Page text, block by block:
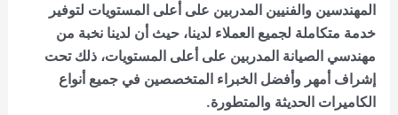
المهندسين والفنيين المدربين على أعلى المستويات لتوفير
خدمة متكاملة لجميع العملاء لدينا، حيث أن لدينا نخبة من
مهندسي الصيانة المدربين على أعلى المستويات، ذلك تحت
إشراف أمهر وأفضل الخبراء المتخصصين في جميع أنواع
الكاميرات الحديثة والمتطورة.